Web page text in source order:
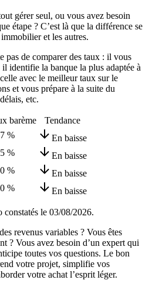
gérer seul, ou vous avez besoin
étape ? C’est là que la différence se
et les autres.
pas de comparer des taux : il vous
identifie la banque la plus adaptée à
avec le meilleur taux sur le
et vous prépare à la suite du
etc.
barème
Tendance
%
En baisse
%
En baisse
%
En baisse
% En baisse
constatés le 03/08/2026.
revenus variables ? Vous êtes
? Vous avez besoin d’un expert qui
toutes vos questions. Le bon
votre projet, simplifie vos
votre achat l’esprit léger.